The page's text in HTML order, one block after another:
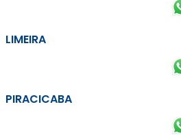
LIMEIRA
PIRACICABA